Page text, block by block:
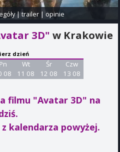
|trailer |opinie
3D" w Krakowie
dzień
Pn
08
Wt
11 08
Śr
12 08
Czw
13 08
filmu "Avatar 3D" na
kalendarza powyżej.